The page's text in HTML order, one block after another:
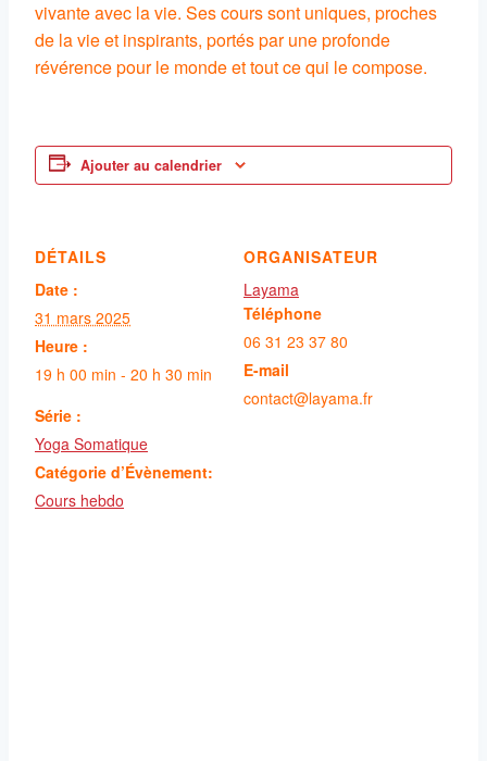
vivante avec la vie. Ses cours sont uniques, proches
de la vie et inspirants, portés par une profonde
révérence pour le monde et tout ce qui le compose.
Ajouter au calendrier
DÉTAILS
Date :
31 mars 2025
Heure :
19 h 00 min - 20 h 30 min
Série :
Yoga Somatique
Catégorie d’Évènement:
Cours hebdo
ORGANISATEUR
Layama
Téléphone
06 31 23 37 80
E-mail
contact@layama.fr